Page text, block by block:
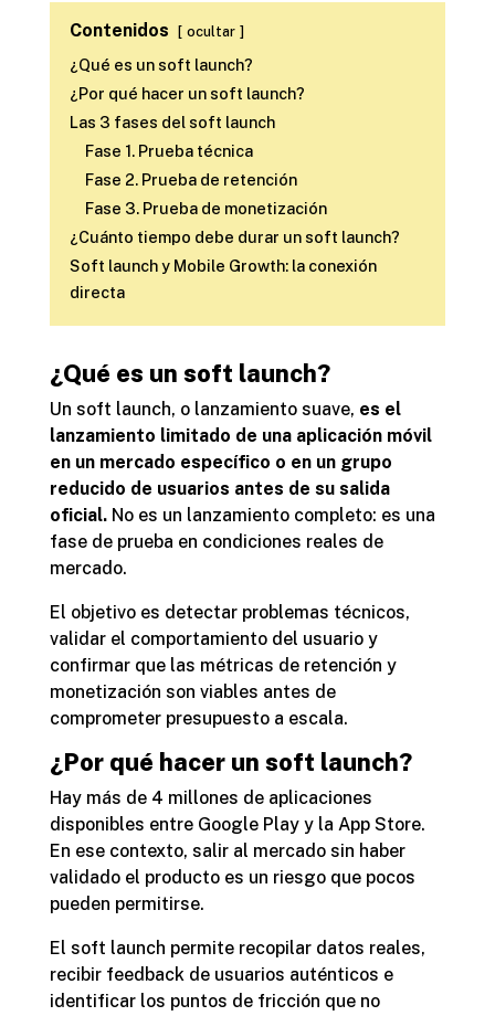
Contenidos ocultar
¿Qué es un soft launch?
¿Por qué hacer un soft launch?
Las 3 fases del soft launch
Fase 1. Prueba técnica
Fase 2. Prueba de retención
Fase 3. Prueba de monetización
¿Cuánto tiempo debe durar un soft launch?
Soft launch y Mobile Growth: la conexión
directa
¿Qué es un soft launch?
Un soft launch, o lanzamiento suave, es el
lanzamiento limitado de una aplicación móvil
en un mercado específico o en un grupo
reducido de usuarios antes de su salida
oficial.No es un lanzamiento completo: es una
fase de prueba en condiciones reales de
mercado.
El objetivo es detectar problemas técnicos,
validar el comportamiento del usuario y
confirmar que las métricas de retención y
monetización son viables antes de
comprometer presupuesto a escala.
¿Por qué hacer un soft launch?
Hay más de 4 millones de aplicaciones
disponibles entre Google Play y la App Store.
En ese contexto, salir al mercado sin haber
validado el producto es un riesgo que pocos
pueden permitirse.
El soft launch permite recopilar datos reales,
recibir feedback de usuarios auténticos e
identificar los puntos de fricción que no